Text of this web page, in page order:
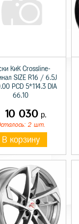
КиК Crossline-
SIZE R16 / 6.5J
PCD 5*114.3 DIA
66.10
10 030р.
2 шт.
В корзину